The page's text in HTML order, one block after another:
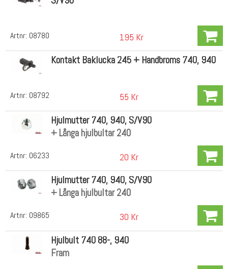
Artnr: 08780 195 Kr
Artnr: 08792
Kontakt Baklucka 245 + Handbroms 740, 940
55 Kr
Artnr: 06233
Hjulmutter 740, 940, S/V90
+ Långa hjulbultar 240
20 Kr
Artnr: 09865
Hjulmutter 740, 940, S/V90
+ Långa hjulbultar 240
30 Kr
Hjulbult 740 88-, 940
Fram